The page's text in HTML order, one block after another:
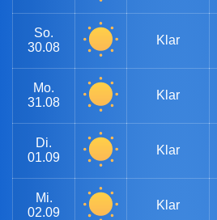
So.
30.08
Klar
Mo.
31.08
Klar
Di.
01.09
Klar
Mi.
02.09
Klar